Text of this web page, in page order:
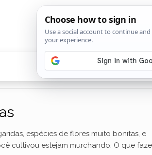
espécies de flores muito bonitas, e
cultivou estejam murchando. O que